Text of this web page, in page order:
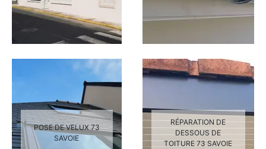
POSE DE VELUX 73
SAVOIE
RÉPARATION DE
DESSOUS DE
TOITURE 73 SAVOIE